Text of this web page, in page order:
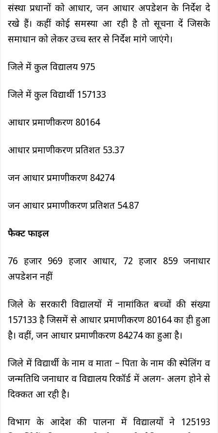
संस्था प्रधानों को आधार, जन आधार अपडेशन के निर्देश दे
रखे हैं। कहीं कोई समस्या आ रही है तो सूचना दें जिसके
समाधान को लेकर उच्च स्तर से निर्देश मांगे जाएंगे।
जिले में कुल विद्यालय 975
जिले में कुल विद्यार्थी 157133
आधार प्रमाणीकरण 80164
आधार प्रमाणीकरण प्रतिशत 53.37
जन आधार प्रमाणीकरण 84274
जन आधार प्रमाणीकरण प्रतिशत 54.87
फैक्ट फाइल
76 हजार 969 हजार आधार, 72 हजार 859 जनाधार
अपडेशन नहीं
जिले के सरकारी विद्यालयों में नामांकित बच्चों की संख्या
157133 है जिसमें से आधार प्रमाणीकरण 80164 का ही हुआ
है। वहीं, जन आधार प्रमाणीकरण 84274 का हुआ है।
जिले में विद्यार्थी के नाम व माता – पिता के नाम की स्पेलिंग व
जन्मतिथि जनाधार व विद्यालय रिकॉर्ड में अलग- अलग होने से
दिक्कत आ रही है।
विभाग के आदेश की पालना में विद्यालयों ने 125193